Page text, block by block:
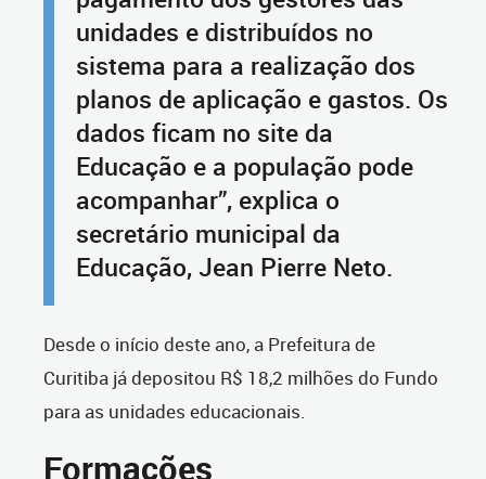
unidades e distribuídos no
sistema para a realização dos
planos de aplicação e gastos. Os
dados ficam no site da
Educação e a população pode
acompanhar”, explica o
secretário municipal da
Educação, Jean Pierre Neto.
Desde o início deste ano, a Prefeitura de
Curitiba já depositou R$ 18,2 milhões do Fundo
para as unidades educacionais.
Formações